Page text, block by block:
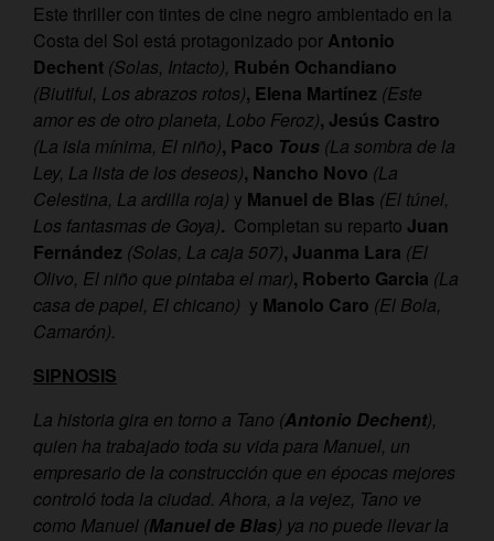
Este thriller con tintes de cine negro ambientado en la
Costa del Sol está protagonizado por Antonio
Dechent (Solas, Intacto), Rubén Ochandiano
(Biutiful, Los abrazos rotos), Elena Martínez (Este
amor es de otro planeta, Lobo Feroz), Jesús Castro
(La isla mínima, El niño), Paco Tous (La sombra de la
Ley, La lista de los deseos), Nancho Novo (La
Celestina, La ardilla roja) y Manuel de Blas (El túnel,
Los fantasmas de Goya). Completan su reparto Juan
Fernández (Solas, La caja 507), Juanma Lara (El
Olivo, El niño que pintaba el mar), Roberto Garcia (La
casa de papel, El chicano) y Manolo Caro (El Bola,
Camarón).
SIPNOSIS
La historia gira en torno a Tano (Antonio Dechent),
quien ha trabajado toda su vida para Manuel, un
empresario de la construcción que en épocas mejores
controló toda la ciudad. Ahora, a la vejez, Tano ve
como Manuel (Manuel de Blas) ya no puede llevar la